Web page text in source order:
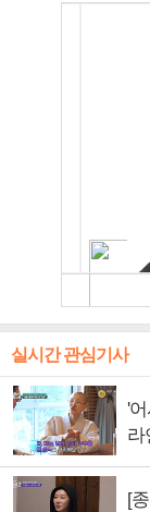
실시간 관심기사
'
라
[